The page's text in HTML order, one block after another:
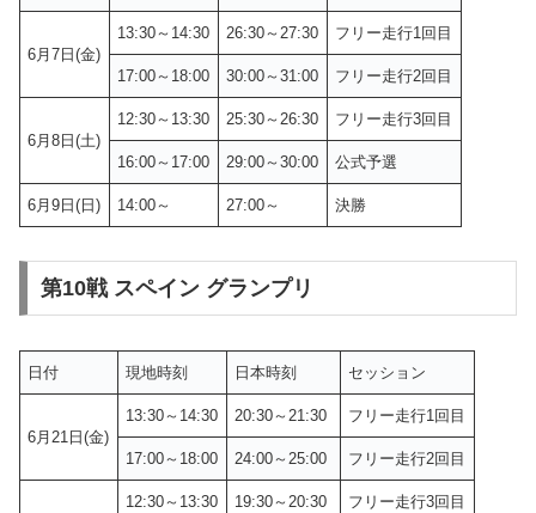
6月7日(金)
13:30～14:30 26:30～27:30 フリー走行1回目
17:00～18:00 30:00～31:00 フリー走行2回目
6月8日(土)
12:30～13:30 25:30～26:30 フリー走行3回目
16:00～17:00 29:00～30:00 公式予選
6月9日(日) 14:00～ 27:00～ 決勝
第10戦 スペイン グランプリ
日付 現地時刻 日本時刻 セッション
6月21日(金)
13:30～14:30 20:30～21:30 フリー走行1回目
17:00～18:00 24:00～25:00 フリー走行2回目
12:30～13:30 19:30～20:30 フリー走行3回目